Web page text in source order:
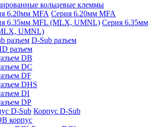
кольцевые клеммы
Серия 6.20мм MFA
Серия 6.35мм
UMNL)
D-Sub разъем
разъем
DB
DC
DF
DHS
DI
DP
Корпус D-Sub
корпус